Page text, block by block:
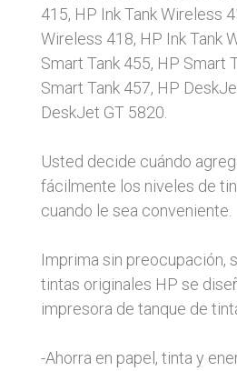
415, HP Ink Tank Wireless
Wireless 418, HP Ink Tank
Smart Tank 455, HP Smart
Smart Tank 457, HP
DeskJet GT 5820.
Usted decide cuándo
fácilmente los niveles de
cuando le sea conveniente.
Imprima sin preocupación,
tintas originales HP se
impresora de tanque de
-Ahorra en papel, tinta y